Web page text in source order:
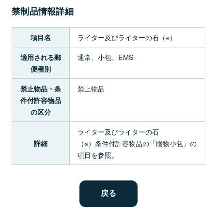
禁制品情報詳細
項目名 ライター及びライターの石（※）
適用される郵
便種別
通常、小包、EMS
禁止物品・条
件付許容物品
の区分
禁止物品
詳細
ライター及びライターの石
（※）条件付許容物品の「贈物小包」の
項目を参照。